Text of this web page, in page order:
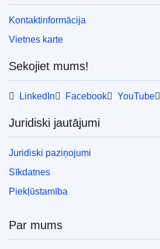
Kontaktinformācija
Vietnes karte
Sekojiet mums!
LinkedIn Facebook YouTube
Juridiski jautājumi
Juridiski paziņojumi
Sīkdatnes
Piekļūstamība
Par mums